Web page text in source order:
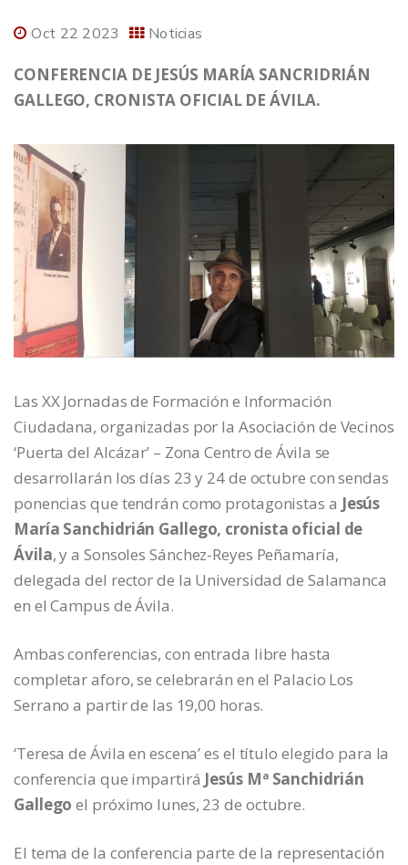
Oct 22 2023 Noticias
CONFERENCIA DE JESÚS MARÍA SANCRIDRIÁN
GALLEGO, CRONISTA OFICIAL DE ÁVILA.
Las XX Jornadas de Formación e Información
Ciudadana, organizadas por la Asociación de Vecinos
‘Puerta del Alcázar’ – Zona Centro de Ávila se
desarrollarán los días 23 y 24 de octubre con sendas
ponencias que tendrán como protagonistas a Jesús
María Sanchidrián Gallego, cronista oficial de
Ávila, y a Sonsoles Sánchez-Reyes Peñamaría,
delegada del rector de la Universidad de Salamanca
en el Campus de Ávila.
Ambas conferencias, con entrada libre hasta
completar aforo, se celebrarán en el Palacio Los
Serrano a partir de las 19,00 horas.
‘Teresa de Ávila en escena’ es el título elegido para la
conferencia que impartirá Jesús Mª Sanchidrián
Gallego el próximo lunes, 23 de octubre.
El tema de la conferencia parte de la representación